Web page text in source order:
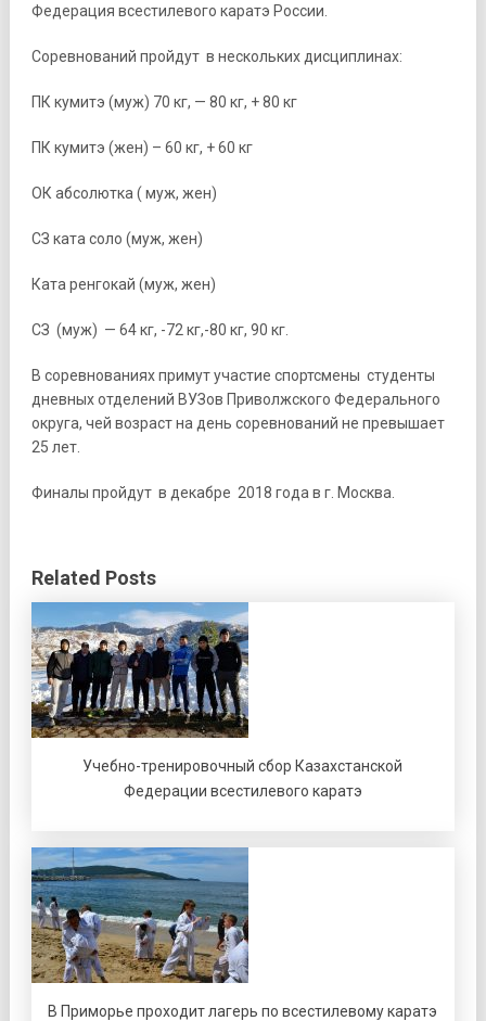
Федерация всестилевого каратэ России.
Соревнований пройдут в нескольких дисциплинах:
ПК кумитэ (муж) 70 кг, — 80 кг, + 80 кг
ПК кумитэ (жен) – 60 кг, + 60 кг
ОК абсолютка ( муж, жен)
СЗ ката соло (муж, жен)
Ката ренгокай (муж, жен)
СЗ (муж) — 64 кг, -72 кг,-80 кг, 90 кг.
В соревнованиях примут участие спортсмены студенты
дневных отделений ВУЗов Приволжского Федерального
округа, чей возраст на день соревнований не превышает
25 лет.
Финалы пройдут в декабре 2018 года в г. Москва.
Related Posts
Учебно-тренировочный сбор Казахстанской
Федерации всестилевого каратэ
В Приморье проходит лагерь по всестилевому каратэ